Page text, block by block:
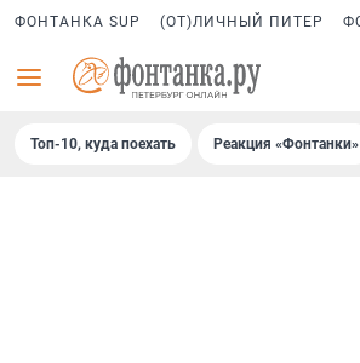
ФОНТАНКА SUP (ОТ)ЛИЧНЫЙ ПИТЕР
Топ-10, куда поехать Реакция «Фонтанки»